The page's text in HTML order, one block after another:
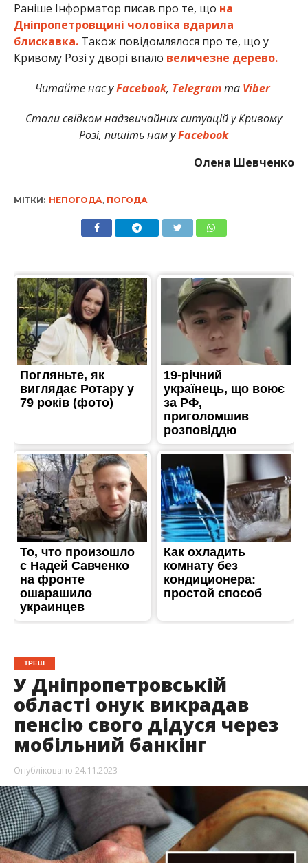
Раніше Інформатор писав про те, що на
Дніпропетровщині чоловіка вдарила
блискавка.Також повідомлялося про те, що у
Кривому Розі у дворі впало величезне дерево.
Читайте нас уFacebook, Telegramта Viber
Стали свідком надзвичайних ситуацій у Кривому
Розі, пишіть нам уFacebook
Олена Шевченко
МІТКИ: НЕПОГОДА, ПОГОДА
ТРЕШ
У Дніпропетровській
області онук викрадав
пенсію свого дідуся через
мобільний банкінг
Опубліковано 24.11.2023